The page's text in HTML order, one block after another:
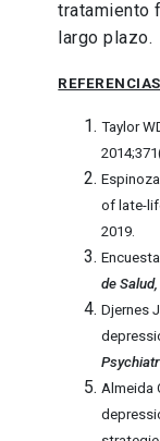
tratamiento
largo plazo.
REFERENCIAS
Taylor
of late-
2019.
de
Djernes
Almeida